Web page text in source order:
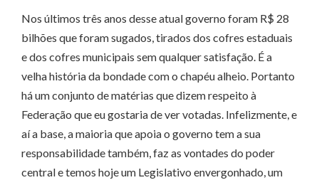
Nos últimos três anos desse atual governo foram R$ 28
bilhões que foram sugados, tirados dos cofres estaduais
e dos cofres municipais sem qualquer satisfação. É a
velha história da bondade com o chapéu alheio. Portanto
há um conjunto de matérias que dizem respeito à
Federação que eu gostaria de ver votadas. Infelizmente, e
aí a base, a maioria que apoia o governo tem a sua
responsabilidade também, faz as vontades do poder
central e temos hoje um Legislativo envergonhado, um